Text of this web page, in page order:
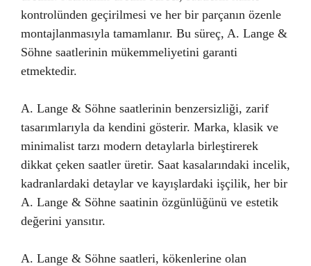
kontrolünden geçirilmesi ve her bir parçanın özenle
montajlanmasıyla tamamlanır. Bu süreç, A. Lange &
Söhne saatlerinin mükemmeliyetini garanti
etmektedir.
A. Lange & Söhne saatlerinin benzersizliği, zarif
tasarımlarıyla da kendini gösterir. Marka, klasik ve
minimalist tarzı modern detaylarla birleştirerek
dikkat çeken saatler üretir. Saat kasalarındaki incelik,
kadranlardaki detaylar ve kayışlardaki işçilik, her bir
A. Lange & Söhne saatinin özgünlüğünü ve estetik
değerini yansıtır.
A. Lange & Söhne saatleri, kökenlerine olan